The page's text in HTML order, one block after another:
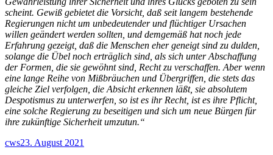
scheint. Gewiß gebietet die Vorsicht, daß seit langem bestehende
Regierungen nicht um unbedeutender und flüchtiger Ursachen
willen geändert werden sollten, und demgemäß hat noch jede
Erfahrung gezeigt, daß die Menschen eher geneigt sind zu dulden,
solange die Übel noch erträglich sind, als sich unter Abschaffung
der Formen, die sie gewöhnt sind, Recht zu verschaffen. Aber wenn
eine lange Reihe von Mißbräuchen und Übergriffen, die stets das
gleiche Ziel verfolgen, die Absicht erkennen läßt, sie absolutem
Despotismus zu unterwerfen, so ist es ihr Recht, ist es ihre Pflicht,
eine solche Regierung zu beseitigen und sich um neue Bürgen für
ihre zukünftige Sicherheit umzutun.“
Autor
cwsVeröffentlicht
23. August 2021